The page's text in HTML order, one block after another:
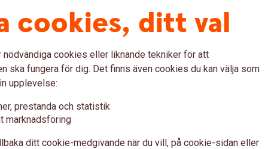
och Appendix publicerad
cookies, ditt val
nödvändiga cookies eller liknande tekniker för att
ska fungera för dig. Det finns även cookies du kan välja som
upplevelse:
prestanda och statistik
marknadsföring
ditt cookie-medgivande när du vill, på cookie-sidan eller